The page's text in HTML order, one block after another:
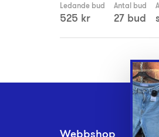
Ledande bud
525 kr
Antal bud
27 bud